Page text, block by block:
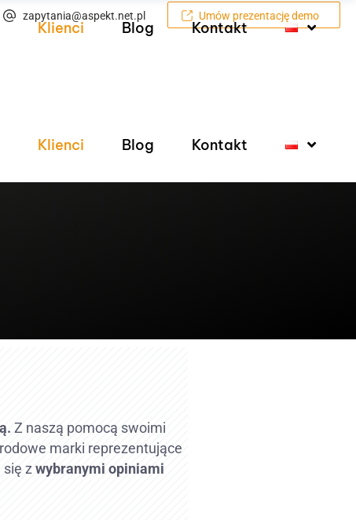
zapytania@aspekt.net.pl Umów prezentację demo
Klienci Blog Kontakt
Klienci Blog Kontakt
Z naszą pomocą swoimi
marki reprezentujące
się z wybranymi opiniami